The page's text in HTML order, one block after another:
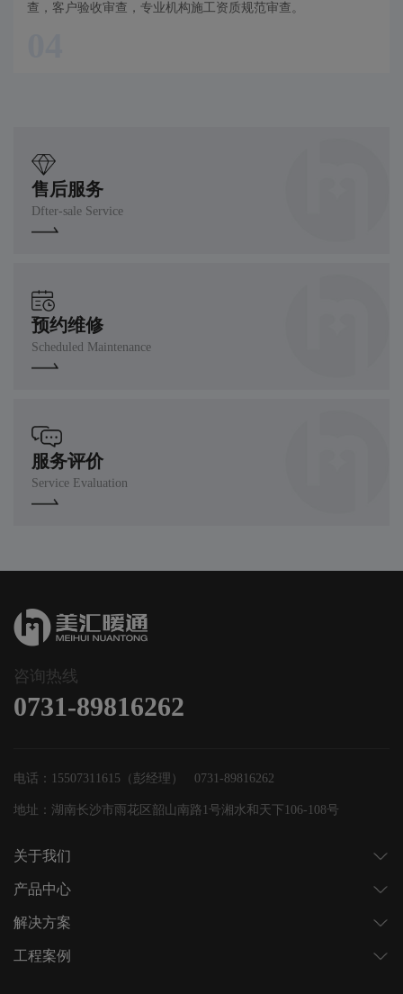
查，客户验收审查，专业机构施工资质规范审查。
售后服务
Dfter-sale Service
预约维修
Scheduled Maintenance
服务评价
Service Evaluation
关于我们
产品中心
解决方案
工程案例
咨询热线
0731-89816262
电话：15507311615（彭经理） 0731-89816262
地址：湖南长沙市雨花区韶山南路1号湘水和天下106-108号